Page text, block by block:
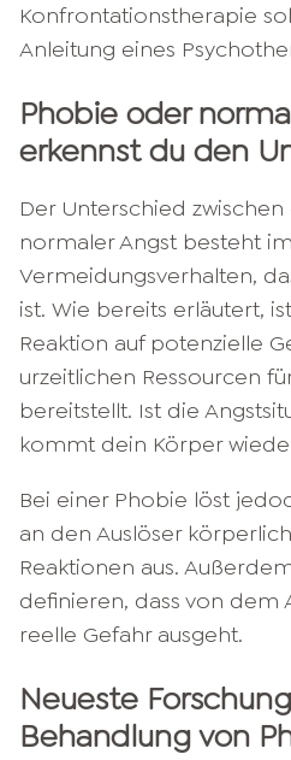
Konfrontationstherapie
Anleitung eines
Phobie oder
erkennst du den
Der Unterschied
normaler Angst besteht
Vermeidungsverhalten,
ist. Wie bereits erläutert,
Reaktion auf potenzielle
urzeitlichen Ressourcen
bereitstellt. Ist die
kommt dein Körper
Bei einer Phobie löst
an den Auslöser
Reaktionen aus.
definieren, dass von dem
reelle Gefahr ausgeht.
Neueste
Behandlung von